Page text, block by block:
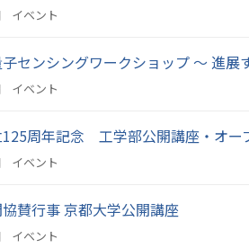
イベント
子センシングワークショップ ～ 進
イベント
周年記念 工学部公開講座・オー
イベント
賛行事 京都大学公開講座
イベント